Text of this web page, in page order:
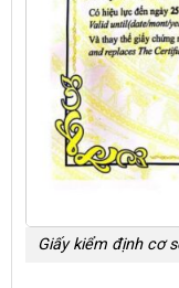
Giấy kiểm định cơ